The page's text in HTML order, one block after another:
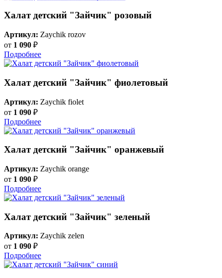
Халат детский "Зайчик" розовый
Артикул: Zaychik rozov
от 1 090 ₽
Подробнее
Халат детский "Зайчик" фиолетовый
Артикул: Zaychik fiolet
от 1 090 ₽
Подробнее
Халат детский "Зайчик" оранжевый
Артикул: Zaychik orange
от 1 090 ₽
Подробнее
Халат детский "Зайчик" зеленый
Артикул: Zaychik zelen
от 1 090 ₽
Подробнее